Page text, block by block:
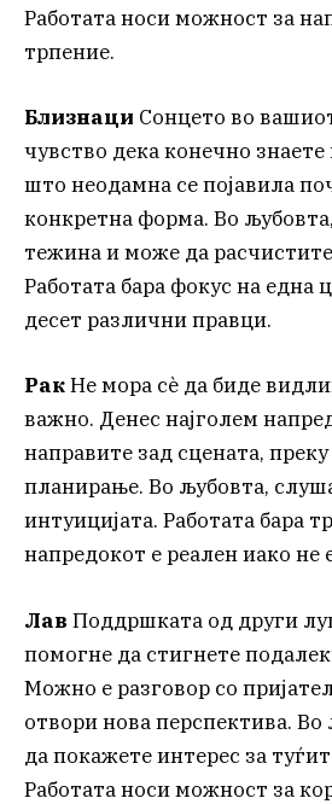
Работата носи можност за
трпение.
Близнаци Сонцето во
чувство дека конечно знаете
што неодамна се појавила
конкретна форма. Во
тежина и може да
Работата бара фокус на една
десет различни правци.
РакНе мора сè да биде
важно. Денес најголем
направите зад сцената,
планирање. Во љубовта,
интуицијата. Работата бара
напредокот е реален иако не
Лав Поддршката од други
помогне да стигнете
Можно е разговор со
отвори нова перспектива.
да покажете интерес за
Работата носи можност за